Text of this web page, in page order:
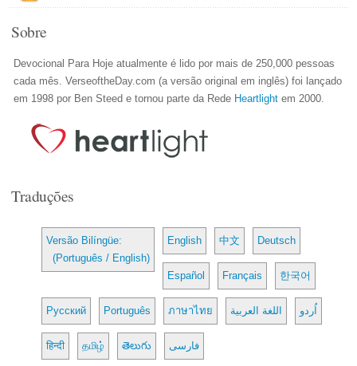
Sobre
Devocional Para Hoje atualmente é lido por mais de 250,000 pessoas
cada mês. VerseoftheDay.com (a versão original em inglês) foi lançado
em 1998 por Ben Steed e tornou parte da Rede Heartlight em 2000.
Traduções
Versão Bilíngüe:
(Português / English)
English 中文 Deutsch
Español Français 한국어
Русский Português ภาษาไทย اللغة العربية اُردو
हिन्दी தமிழ் తెలుగు فارسی